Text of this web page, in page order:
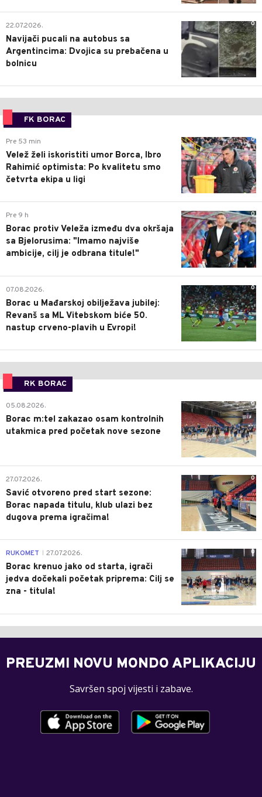
0
22.07.2026.
Navijači pucali na autobus sa
Argentincima: Dvojica su prebačena u
bolnicu
FK BORAC
0
Pre 53 min
Velež želi iskoristiti umor Borca, Ibro
Rahimić optimista: Po kvalitetu smo
četvrta ekipa u ligi
0
Pre 9 h
Borac protiv Veleža između dva okršaja
sa Bjelorusima: "Imamo najviše
ambicije, cilj je odbrana titule!"
0
07.08.2026.
Borac u Mađarskoj obilježava jubilej:
Revanš sa ML Vitebskom biće 50.
nastup crveno-plavih u Evropi!
RK BORAC
0
05.08.2026.
Borac m:tel zakazao osam kontrolnih
utakmica pred početak nove sezone
0
27.07.2026.
Savić otvoreno pred start sezone:
Borac napada titulu, klub ulazi bez
dugova prema igračima!
0
RUKOMET 27.07.2026.
Borac krenuo jako od starta, igrači
jedva dočekali početak priprema: Cilj se
zna - titula!
PREUZMI NOVU MONDO APLIKACIJU
Savršen spoj vijesti i zabave.